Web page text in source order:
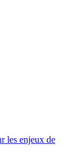
les enjeux de